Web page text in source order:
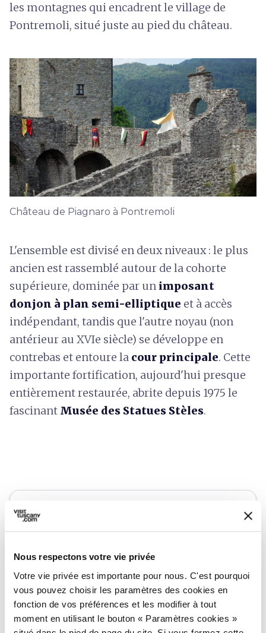
Nous respectons votre vie privée
Votre vie privée est importante pour nous. C'est pourquoi
vous pouvez choisir les paramètres des cookies en
fonction de vos préférences et les modifier à tout
moment en utilisant le bouton « Paramètres cookies »
les montagnes qui encadrent le village de
Pontremoli, situé juste au pied du château.
Château de Piagnaro à Pontremoli
L'ensemble est divisé en deux niveaux : le plus
ancien est rassemblé autour de la cohorte
supérieure, dominée par un imposant
donjon à plan semi-elliptique et à accès
indépendant, tandis que l'autre noyau (non
antérieur au XVIe siècle) se développe en
contrebas et entoure la cour principale. Cette
importante fortification, aujourd'hui presque
entièrement restaurée, abrite depuis 1975 le
fascinant Musée des Statues Stèles.